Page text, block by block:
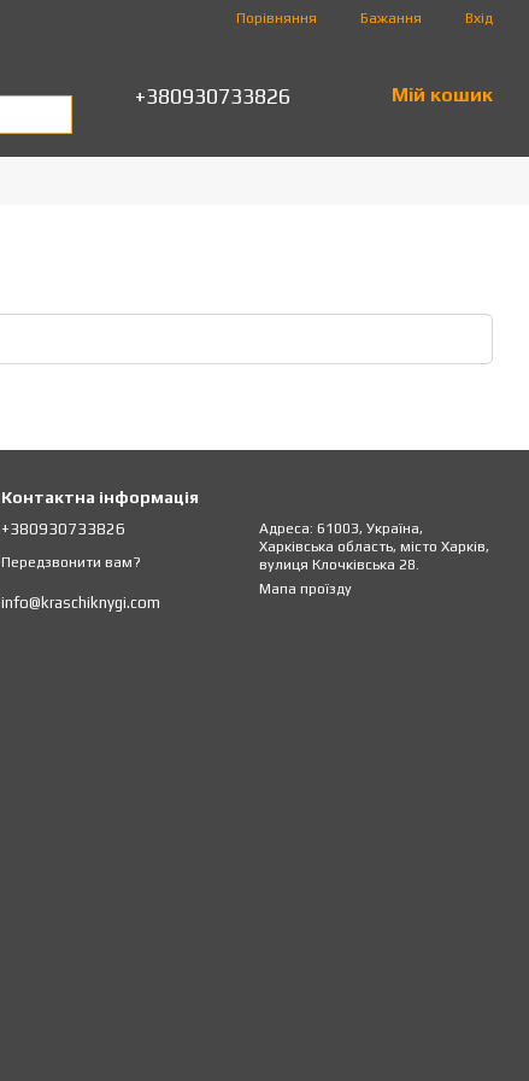
Порівняння Бажання Вхід
+380930733826 Мій кошик
Контактна інформація
+380930733826
Передзвонити вам?
info@kraschiknygi.com
Адреса: 61003, Україна,
Харківська область, місто Харків,
вулиця Клочківська 28.
Мапа проїзду